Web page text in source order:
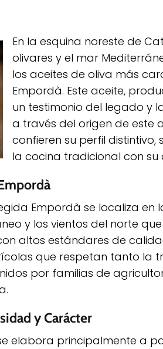
En la esquina noreste de
olivares y el mar
los aceites de oliva más
Empordà. Este aceite,
un testimonio del legado y
a través del origen de este
confieren su perfil
la cocina tradicional con
Empordà se localiza
y los vientos del norte
altos estándares de
que respetan tanto la
por familias de
y Carácter
elabora principalmente a